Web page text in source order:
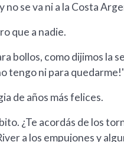
no se va ni a la Costa
que a nadie.
bollos, como dijimos la
tengo ni para
de años más felices.
¿Te acordás de los
a los empujones y